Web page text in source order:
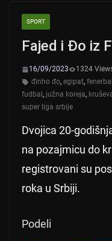
A
p
p
o
k
SPORT
Fajed i Đo iz
16/09/2023
1324
đinho đo, egipat,
fudbal , južna koreja,
super liga srbije
Dvojica 20-
na pozajmicu do
registrovani su
roka u Srbiji.
Podeli